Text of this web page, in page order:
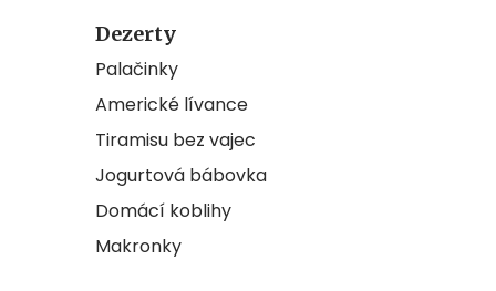
Dezerty
Palačinky
Americké lívance
Tiramisu bez vajec
Jogurtová bábovka
Domácí koblihy
Makronky